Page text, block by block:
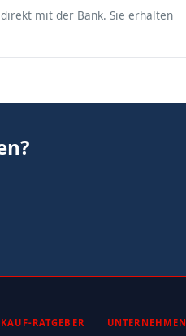
mit der Bank. Sie erhalten
RATGEBER UNTERNEHMEN